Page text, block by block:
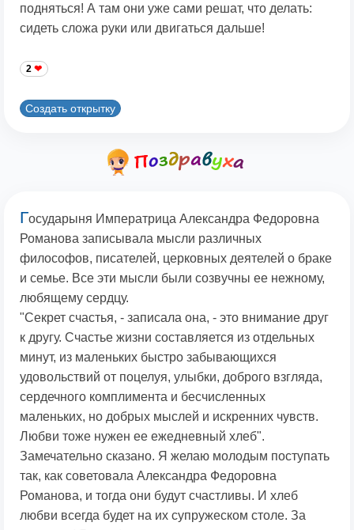
подняться! А там они уже сами решат, что делать:
сидеть сложа руки или двигаться дальше!
2
Создать открытку
Государыня Императрица Александра Федоровна
Романова записывала мысли различных
философов, писателей, церковных деятелей о браке
и семье. Все эти мысли были созвучны ее нежному,
любящему сердцу.
"Секрет счастья, - записала она, - это внимание друг
к другу. Счастье жизни составляется из отдельных
минут, из маленьких быстро забывающихся
удовольствий от поцелуя, улыбки, доброго взгляда,
сердечного комплимента и бесчисленных
маленьких, но добрых мыслей и искренних чувств.
Любви тоже нужен ее ежедневный хлеб".
Замечательно сказано. Я желаю молодым поступать
так, как советовала Александра Федоровна
Романова, и тогда они будут счастливы. И хлеб
любви всегда будет на их супружеском столе. За